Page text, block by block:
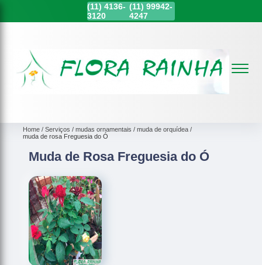
(11) 4136-
3120
(11)99942-
4247
Home Serviços mudas ornamentais
muda de orquídea
muda de rosa Freguesia do Ó
Muda de Rosa Freguesia do Ó